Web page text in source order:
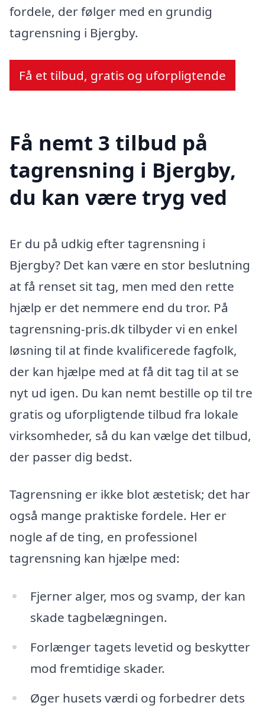
fordele, der følger med en grundig
tagrensning i Bjergby.
Få et tilbud, gratis og uforpligtende
Få nemt 3 tilbud på
tagrensning i Bjergby,
du kan være tryg ved
Er du på udkig efter tagrensning i
Bjergby? Det kan være en stor beslutning
at få renset sit tag, men med den rette
hjælp er det nemmere end du tror. På
tagrensning-pris.dk tilbyder vi en enkel
løsning til at finde kvalificerede fagfolk,
der kan hjælpe med at få dit tag til at se
nyt ud igen. Du kan nemt bestille op til tre
gratis og uforpligtende tilbud fra lokale
virksomheder, så du kan vælge det tilbud,
der passer dig bedst.
Tagrensning er ikke blot æstetisk; det har
også mange praktiske fordele. Her er
nogle af de ting, en professionel
tagrensning kan hjælpe med:
Fjerner alger, mos og svamp, der kan
skade tagbelægningen.
Forlænger tagets levetid og beskytter
mod fremtidige skader.
Øger husets værdi og forbedrer dets